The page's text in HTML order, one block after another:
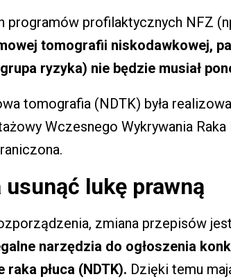
programów profilaktycznych NFZ
tomografii niskodawkowej,
ryzyka) nie będzie musiał
tomografia (NDTK) była
Wczesnego Wykrywania Raka
lukę prawną
zmiana przepisów
narzędzia do ogłoszenia
płuca (NDTK). Dzięki temu